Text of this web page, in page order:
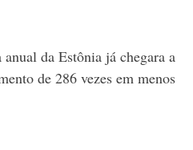
da Estônia já chegara a
de 286 vezes em menos